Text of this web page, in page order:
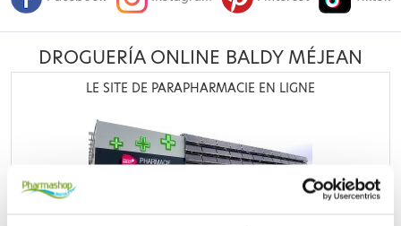
DROGUERÍA ONLINE BALDY MÉJEAN
LE SITE DE PARAPHARMACIE EN LIGNE